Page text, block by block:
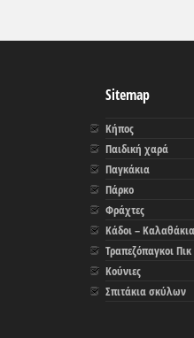
Sitemap
Κήπος
Παιδική χαρά
Παγκάκια
Πάρκο
Φράχτες
Κάδοι – Καλαθάκια
Τραπεζόπαγκοι
Κούνιες
Σπιτάκια σκύλων